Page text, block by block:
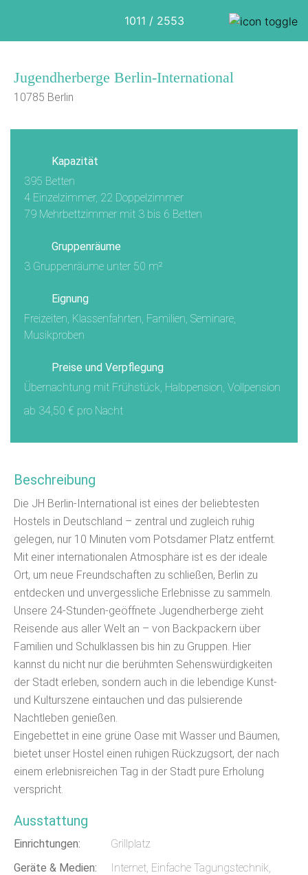
1011 / 2553
Jugendherberge Berlin-International
10785 Berlin
Kapazität
395 Betten
4 Einzelzimmer, 22 Doppelzimmer
79 Mehrbettzimmer mit 3 bis 6 Betten
Gruppenräume
3 Gruppenräume unter 50 m²
Eignung
Freizeiten, Klassenfahrten, Familien, Seminare,
Musikproben
Preise und Verpflegung
Übernachtung mit Frühstück, Halbpension, Vollpension
ab 34,50 € pro Nacht
Beschreibung
Die JH Berlin-International ist eines der beliebtesten
Hostels in Deutschland – zentral und zugleich ruhig
gelegen, nur 10 Minuten vom Potsdamer Platz entfernt.
Mit einer internationalen Atmosphäre ist es der ideale
Ort, um neue Freundschaften zu schließen, Berlin zu
entdecken und unvergessliche Erlebnisse zu sammeln.
Unsere 24-Stunden-geöffnete Jugendherberge zieht
Reisende aus aller Welt an – von Backpackern über
Familien und Schulklassen bis hin zu Gruppen. Hier
kannst du nicht nur die berühmten Sehenswürdigkeiten
der Stadt erleben, sondern auch in die lebendige Kunst-
und Kulturszene eintauchen und das pulsierende
Nachtleben genießen.
Eingebettet in eine grüne Oase mit Wasser und Bäumen,
bietet unser Hostel einen ruhigen Rückzugsort, der nach
einem erlebnisreichen Tag in der Stadt pure Erholung
verspricht.
Ausstattung
Einrichtungen:
Grillplatz
Geräte & Medien:
Internet, Einfache Tagungstechnik,